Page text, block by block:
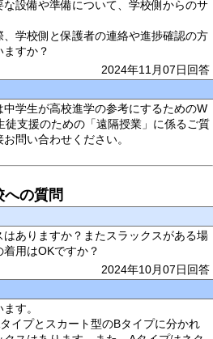
設備や準備について、学校側からのサ
学校側と保護者の連絡や進捗確認の方
すか？
2024年11月07日回答
中学生が高校進学の参考にするためのW
徒支援のための「遠隔授業」に係るご質
問い合わせください。
の質問
ありますか？またスラックスがある場
用はOKですか？
2024年10月07日回答
す。
イプとスカート型のBタイプに分かれ